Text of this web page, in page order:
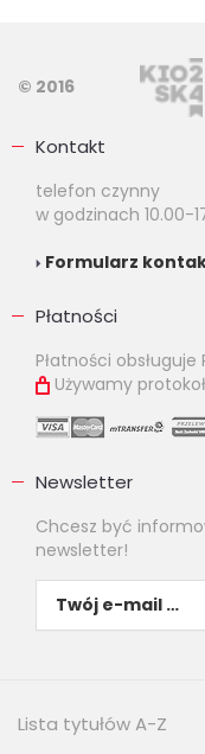
© 2016
Kontakt
telefon czynny
w godzinach 10.00-
Formularz
Płatności
Płatności
Używamy
Newsletter
Chcesz być
newsletter!
Lista tytułów A-Z